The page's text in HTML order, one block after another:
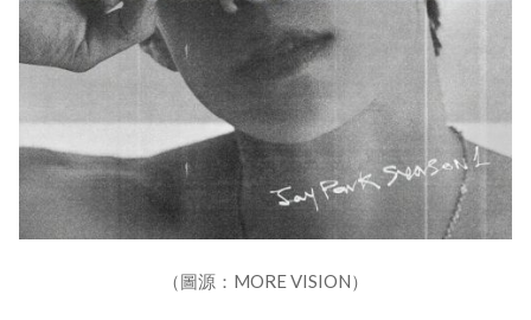
（圖源：MORE VISION）